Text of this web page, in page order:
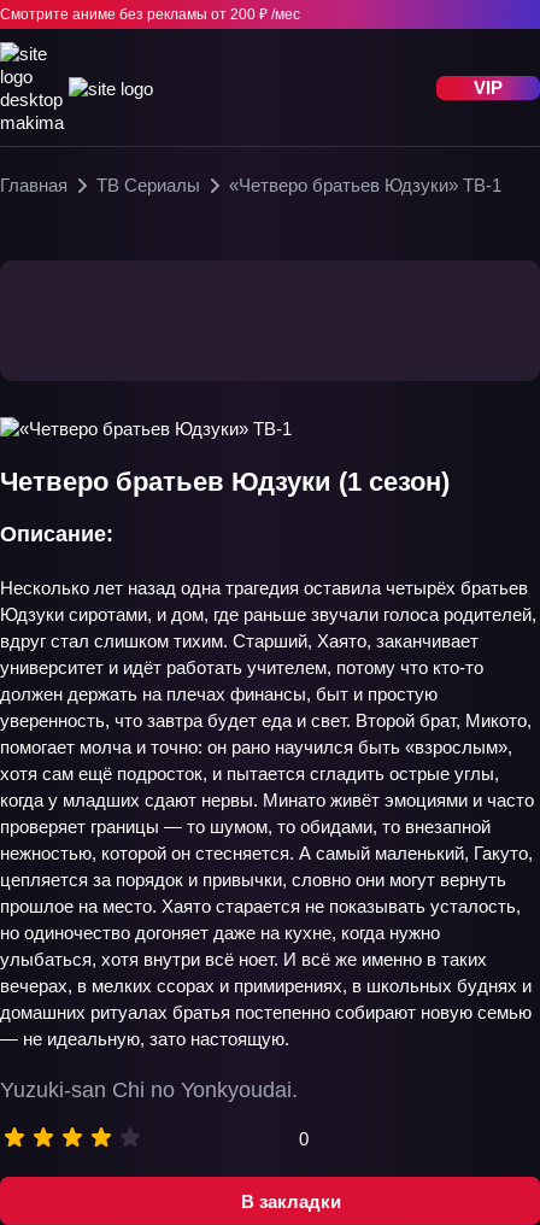
Смотрите аниме без рекламы от 200 ₽ /мес
VIP
Главная ТВ Сериалы «Четверо братьев Юдзуки» ТВ-1
В закладки
Четверо братьев Юдзуки (1 сезон)
Yuzuki-san Chi no Yonkyoudai.
0
Описание:
Несколько лет назад одна трагедия оставила четырёх братьев
Юдзуки сиротами, и дом, где раньше звучали голоса родителей,
вдруг стал слишком тихим. Старший, Хаято, заканчивает
университет и идёт работать учителем, потому что кто‑то
должен держать на плечах финансы, быт и простую
уверенность, что завтра будет еда и свет. Второй брат, Микото,
помогает молча и точно: он рано научился быть «взрослым»,
хотя сам ещё подросток, и пытается сгладить острые углы,
когда у младших сдают нервы. Минато живёт эмоциями и часто
проверяет границы — то шумом, то обидами, то внезапной
нежностью, которой он стесняется. А самый маленький, Гакуто,
цепляется за порядок и привычки, словно они могут вернуть
прошлое на место. Хаято старается не показывать усталость,
но одиночество догоняет даже на кухне, когда нужно
улыбаться, хотя внутри всё ноет. И всё же именно в таких
вечерах, в мелких ссорах и примирениях, в школьных буднях и
домашних ритуалах братья постепенно собирают новую семью
— не идеальную, зато настоящую.